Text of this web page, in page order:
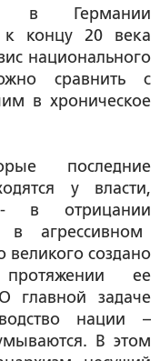
в Германии
к концу 20 века
национального
сравнить с
в хроническое
последние
у власти,
в отрицании
в агрессивном
великого создано
ее
главной задаче
нации –
В этом